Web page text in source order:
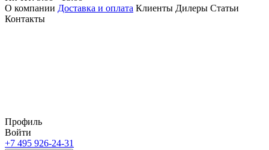
О компании Доставка и оплата Клиенты Дилеры Статьи
Контакты
Профиль
Войти
+7 495 926-24-31